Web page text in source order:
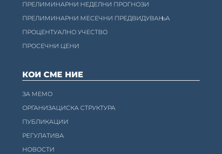
ПРЕЛИМИНАРНИ НЕДЕЛНИ ПРОГНОЗИ
ПРЕЛИМИНАРНИ МЕСЕЧНИ ПРЕДВИДУВАЊА
ПРОЦЕНТУАЛНО УЧЕСТВО
ПРОСЕЧНИ ЦЕНИ
КОИ СМЕ НИЕ
ЗА МЕМО
ОРГАНИЗАЦИСКА СТРУКТУРА
ПУБЛИКАЦИИ
РЕГУЛАТИВА
НОВОСТИ